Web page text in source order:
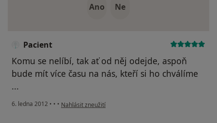
Ano Ne
Pacient
Komu se nelíbí, tak ať od něj odejde, aspoň
bude mít více času na nás, kteří si ho chválíme
...
6. ledna 2012 • • • podle názoru uživatele Pacient
Nahlásit zneužití